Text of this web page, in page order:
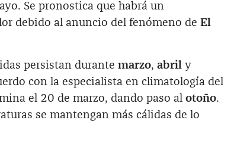
Se pronostica que habrá un
debido al anuncio del fenómeno de El
persistan durante marzo, abril y
con la especialista en climatología del
el 20 de marzo, dando paso al otoño.
se mantengan más cálidas de lo